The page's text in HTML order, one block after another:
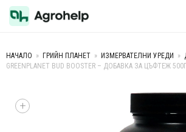
НАЧАЛО » ГРИЙН ПЛАНЕТ » ИЗМЕРВАТЕЛНИ УРЕДИ »
GREENPLANET BUD BOOSTER – ДОБАВКА ЗА ЦЪФТЕЖ
+